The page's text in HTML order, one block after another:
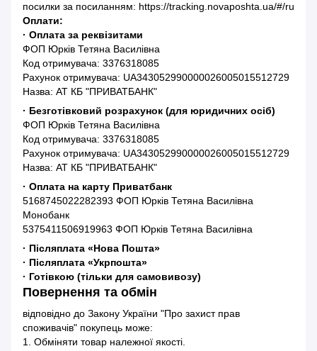
посилки за посиланням: https://tracking.novaposhta.ua/#/ru
Оплати:
· Оплата за реквізитами
ФОП Юрків Тетяна Василівна
Код отримувача: 3376318085
Рахунок отримувача: UA343052990000026005015512729
Назва: АТ КБ "ПРИВАТБАНК"
· Безготівковий розрахунок (для юридичних осіб)
ФОП Юрків Тетяна Василівна
Код отримувача: 3376318085
Рахунок отримувача: UA343052990000026005015512729
Назва: АТ КБ "ПРИВАТБАНК"
· Оплата на карту Приватбанк
5168745022282393 ФОП Юрків Тетяна Василівна
Монобанк
5375411506919963 ФОП Юрків Тетяна Василівна
· Післяплата «Нова Пошта»
· Післяплата «Укрпошта»
· Готівкою (тільки для самовивозу)
Повернення та обмін
відповідно до Закону України "Про захист прав
споживачів" покупець може:
1. Обміняти товар належної якості.